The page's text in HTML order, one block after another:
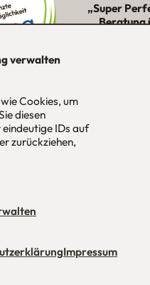
verwalten
Cookies, um
diesen
IDs auf
zurückziehen,
Impressum
„Super
Beratung
44 535
00 646
moebel.de
Stellenangebote